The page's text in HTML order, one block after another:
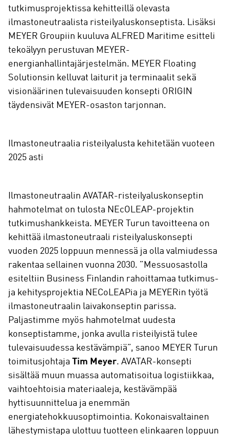
tutkimusprojektissa kehitteillä olevasta
ilmastoneutraalista risteilyaluskonseptista. Lisäksi
MEYER Groupiin kuuluva ALFRED Maritime esitteli
tekoälyyn perustuvan MEYER-
energianhallintajärjestelmän. MEYER Floating
Solutionsin kelluvat laiturit ja terminaalit sekä
visionäärinen tulevaisuuden konsepti ORIGIN
täydensivät MEYER-osaston tarjonnan.
Ilmastoneutraalia risteilyalusta kehitetään vuoteen
2025 asti
Ilmastoneutraalin AVATAR-risteilyaluskonseptin
hahmotelmat on tulosta NEcOLEAP-projektin
tutkimushankkeista. MEYER Turun tavoitteena on
kehittää ilmastoneutraali risteilyaluskonsepti
vuoden 2025 loppuun mennessä ja olla valmiudessa
rakentaa sellainen vuonna 2030. ”Messuosastolla
esiteltiin Business Finlandin rahoittamaa tutkimus-
ja kehitysprojektia NECoLEAPia ja MEYERin työtä
ilmastoneutraalin laivakonseptin parissa.
Paljastimme myös hahmotelmat uudesta
konseptistamme, jonka avulla risteilyistä tulee
tulevaisuudessa kestävämpiä”, sanoo MEYER Turun
toimitusjohtaja Tim Meyer. AVATAR-konsepti
sisältää muun muassa automatisoitua logistiikkaa,
vaihtoehtoisia materiaaleja, kestävämpää
hyttisuunnittelua ja enemmän
energiatehokkuusoptimointia. Kokonaisvaltainen
lähestymistapa ulottuu tuotteen elinkaaren loppuun